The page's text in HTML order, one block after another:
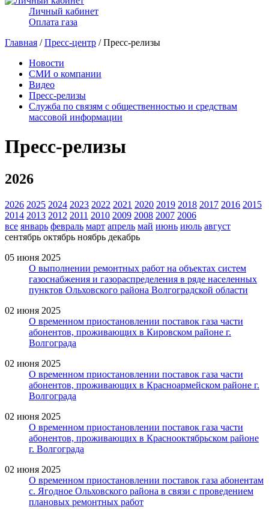
Личный кабинет
Оплата газа
Главная /Пресс-центр / Пресс-релизы
Новости
СМИ о компании
Видео
Пресс-релизы
Служба по связям с общественностью и средствам
массовой информации
Пресс-релизы
2026
2026 2025 2024 2023 2022 2021 2020 2019 2018 2017 2016 2015
2014 2013 2012 2011 2010 2009 2008 2007 2006
все январь февраль март апрель май июнь июль август
сентябрь октябрь ноябрь декабрь
05 июня 2025
О выполнении ремонтных работ на объектах систем
газоснабжения и газораспределения в ряде населенных
пунктов Ольховского района Волгоградской области
02 июня 2025
О временном приостановлении поставок газа части
абонентов, проживающих в Кировском районе г.
Волгограда
02 июня 2025
О временном приостановлении поставок газа части
абонентов, проживающих в Красноармейском районе г.
Волгограда
02 июня 2025
О временном приостановлении поставок газа части
абонентов, проживающих в Краснооктябрьском районе
г. Волгограда
02 июня 2025
О временном приостановлении поставок газа абонентам
с. Ягодное Ольховского района в связи с проведением
плановых ремонтных работ